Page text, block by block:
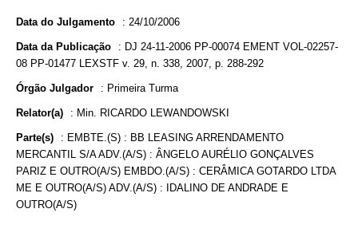
Data do Julgamento : 24/10/2006
Data da Publicação : DJ 24-11-2006 PP-00074 EMENT VOL-02257-
08 PP-01477 LEXSTF v. 29, n. 338, 2007, p. 288-292
Órgão Julgador : Primeira Turma
Relator(a) : Min. RICARDO LEWANDOWSKI
Parte(s) : EMBTE.(S) : BB LEASING ARRENDAMENTO
MERCANTIL S/A ADV.(A/S) : ÂNGELO AURÉLIO GONÇALVES
PARIZ E OUTRO(A/S) EMBDO.(A/S) : CERÂMICA GOTARDO LTDA
ME E OUTRO(A/S) ADV.(A/S) : IDALINO DE ANDRADE E
OUTRO(A/S)